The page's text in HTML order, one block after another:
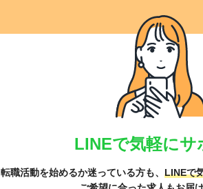
LINEで気軽にサ
転職活動を始めるか迷っている方も、 LINEで